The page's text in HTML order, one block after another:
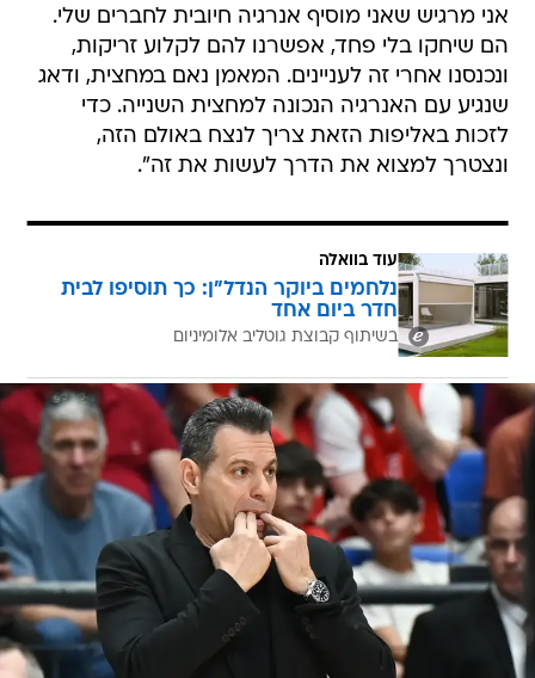
אני מרגיש שאני מוסיף אנרגיה חיובית לחברים שלי.
הם שיחקו בלי פחד, אפשרנו להם לקלוע זריקות,
ונכנסנו אחרי זה לעניינים. המאמן נאם במחצית, ודאג
שנגיע עם האנרגיה הנכונה למחצית השנייה. כדי
לזכות באליפות הזאת צריך לנצח באולם הזה,
ונצטרך למצוא את הדרך לעשות את זה".
עוד בוואלה
נלחמים ביוקר הנדל"ן: כך תוסיפו לבית
חדר ביום אחד
בשיתוף קבוצת גוטליב אלומיניום